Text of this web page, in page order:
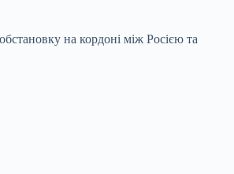
на кордоні між Росією та